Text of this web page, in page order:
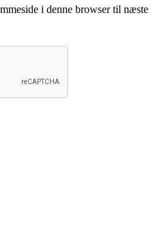
i denne browser til næste